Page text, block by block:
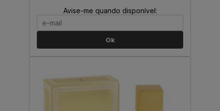
Avise-me quando disponível:
Ok